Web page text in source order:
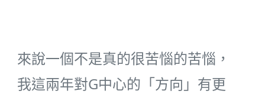
來說一個不是真的很苦惱的苦惱，
我這兩年對G中心的「方向」有更